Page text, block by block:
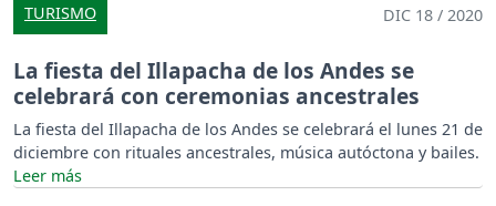
TURISMO DIC 18 / 2020
La fiesta del Illapacha de los Andes se
celebrará con ceremonias ancestrales
La fiesta del Illapacha de los Andes se celebrará el lunes 21 de
diciembre con rituales ancestrales, música autóctona y bailes.